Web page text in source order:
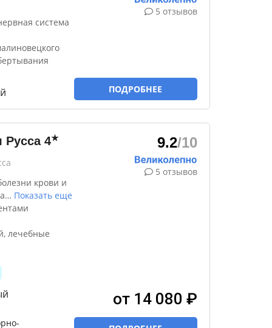
система
5 отзывов
ПОДРОБНЕЕ
Русса 4★
крови и
… Показать еще
лечебные
9.2/10
5 отзывов
от 14 080 ₽